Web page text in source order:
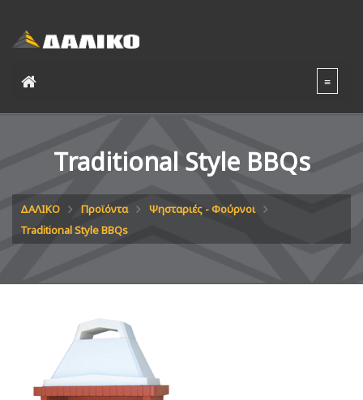
Traditional Style BBQs
ΔΑΛΙΚΟ Προϊόντα
Ψησταριές - Φούρνοι
Traditional Style BBQs